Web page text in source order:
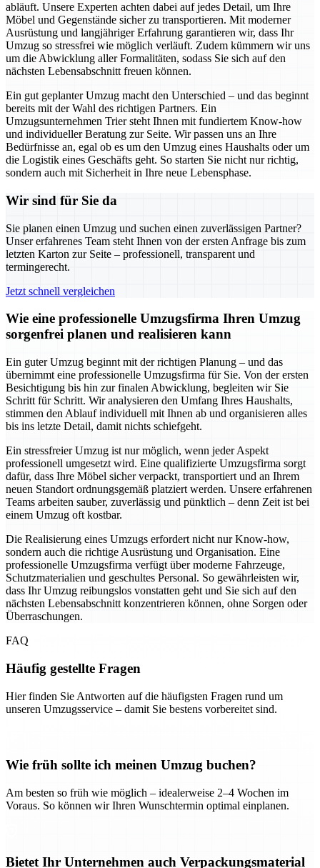
abläuft. Unsere Experten achten dabei auf jedes Detail, um Ihre
Möbel und Gegenstände sicher zu transportieren. Mit moderner
Ausrüstung und langjähriger Erfahrung garantieren wir, dass Ihr
Umzug so stressfrei wie möglich verläuft. Zudem kümmern wir uns
um die Abwicklung aller Formalitäten, sodass Sie sich auf den
nächsten Lebensabschnitt freuen können.
Ein gut geplanter Umzug macht den Unterschied – und das beginnt
bereits mit der Wahl des richtigen Partners. Ein
Umzugsunternehmen Trier steht Ihnen mit fundiertem Know-how
und individueller Beratung zur Seite. Wir passen uns an Ihre
Bedürfnisse an, egal ob es um den Umzug eines Haushalts oder um
die Logistik eines Geschäfts geht. So starten Sie nicht nur richtig,
sondern auch mit Sicherheit in Ihre neue Lebensphase.
Wir sind für Sie da
Sie planen einen Umzug und suchen einen zuverlässigen Partner?
Unser erfahrenes Team steht Ihnen von der ersten Anfrage bis zum
letzten Karton zur Seite – professionell, transparent und
termingerecht.
Jetzt schnell vergleichen
Wie eine professionelle Umzugsfirma Ihren Umzug
sorgenfrei planen und realisieren kann
Ein guter Umzug beginnt mit der richtigen Planung – und das
übernimmt eine professionelle Umzugsfirma für Sie. Von der ersten
Besichtigung bis hin zur finalen Abwicklung, begleiten wir Sie
Schritt für Schritt. Wir analysieren den Umfang Ihres Haushalts,
stimmen den Ablauf individuell mit Ihnen ab und organisieren alles
bis ins letzte Detail, damit nichts schiefgeht.
Ein stressfreier Umzug ist nur möglich, wenn jeder Aspekt
professionell umgesetzt wird. Eine qualifizierte Umzugsfirma sorgt
dafür, dass Ihre Möbel sicher verpackt, transportiert und an Ihrem
neuen Standort ordnungsgemäß platziert werden. Unsere erfahrenen
Teams arbeiten sauber, zuverlässig und pünktlich – denn Zeit ist bei
einem Umzug oft kostbar.
Die Realisierung eines Umzugs erfordert nicht nur Know-how,
sondern auch die richtige Ausrüstung und Organisation. Eine
professionelle Umzugsfirma verfügt über moderne Fahrzeuge,
Schutzmaterialien und geschultes Personal. So gewährleisten wir,
dass Ihr Umzug reibungslos vonstatten geht und Sie sich auf den
nächsten Lebensabschnitt konzentrieren können, ohne Sorgen oder
Überraschungen.
FAQ
Häufig gestellte Fragen
Hier finden Sie Antworten auf die häufigsten Fragen rund um
unseren Umzugsservice – damit Sie bestens vorbereitet sind.
Wie früh sollte ich meinen Umzug buchen?
Am besten so früh wie möglich – idealerweise 2–4 Wochen im
Voraus. So können wir Ihren Wunschtermin optimal einplanen.
Bietet Ihr Unternehmen auch Verpackungsmaterial